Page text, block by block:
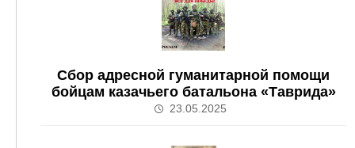
Сбор адресной гуманитарной помощи
бойцам казачьего батальона «Таврида»
23.05.2025